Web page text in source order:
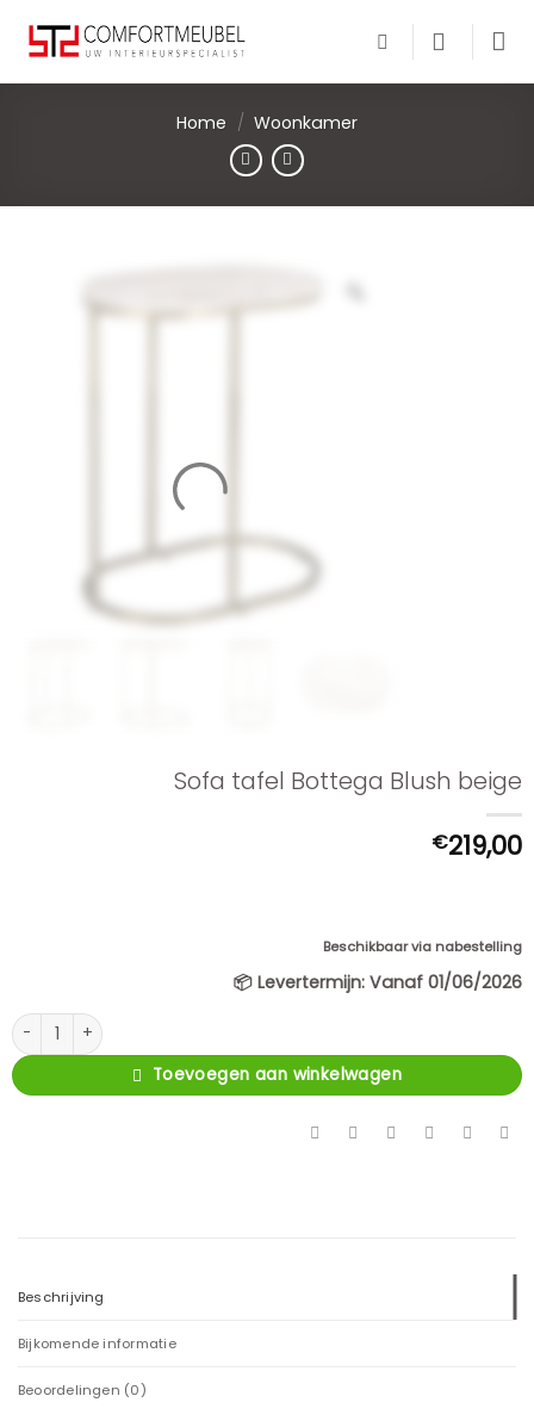
content
Home / Woonkamer
Sofa tafel Bottega Blush beige
€219,00
Beschikbaar via nabestelling
📦 Levertermijn: Vanaf 01/06/2026
Sofa tafel Bottega Blush beige aantal
Toevoegen aan winkelwagen
Beschrijving
Bijkomende informatie
Beoordelingen (0)